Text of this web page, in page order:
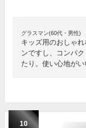
グラスマン(60代・男性)
キッズ用のおしゃ
ンですし、コンパ
たり。使い心地がい
10